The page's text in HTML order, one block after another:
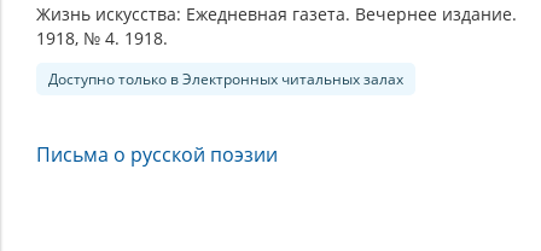
Жизнь искусства: Ежедневная газета. Вечернее издание.
1918, № 4. 1918.
Доступно только в Электронных читальных залах
Письма о русской поэзии